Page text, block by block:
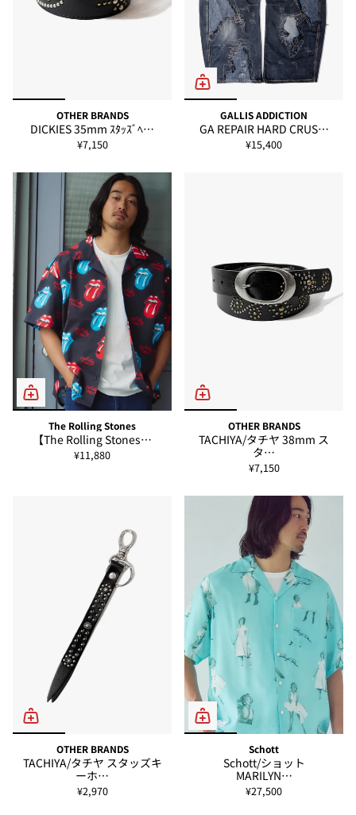
干の縮みや色落ちが生じる場合があります。お手入れ方法はタ
グ記載の指示をご参照いただき、適切にお手入れください。
※ご注文いただいた予約商品のお届け時期の確認は、注文履歴
Size
ウエ
スト
ヒッ
プ
股下
わた
り周
り
裾幅
M 78 119 45
81 124 46
OTHER BRANDS
DICKIES 35mm ｽﾀｯｽﾞﾍ…
¥7,150
GALLIS ADDICTION
GA REPAIR HARD CRUS…
¥15,400
The Rolling Stones
【The Rolling Stones…
¥11,880
OTHER BRANDS
TACHIYA/タチヤ 38mm ス
タ…
¥7,150
OTHER BRANDS
TACHIYA/タチヤ スタッズキ
ーホ…
¥2,970
Schott
Schott/ショット
MARILYN…
¥27,500